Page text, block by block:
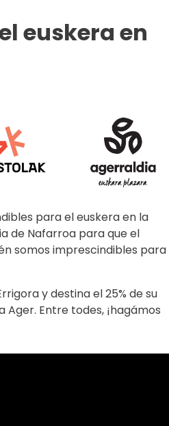
el euskera en
para el euskera en la
de Nafarroa para que el
somos imprescindibles para
y destina el 25% de su
Entre todes, ¡hagámos